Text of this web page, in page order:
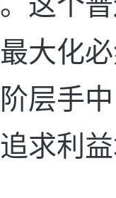
大化
层手
求利